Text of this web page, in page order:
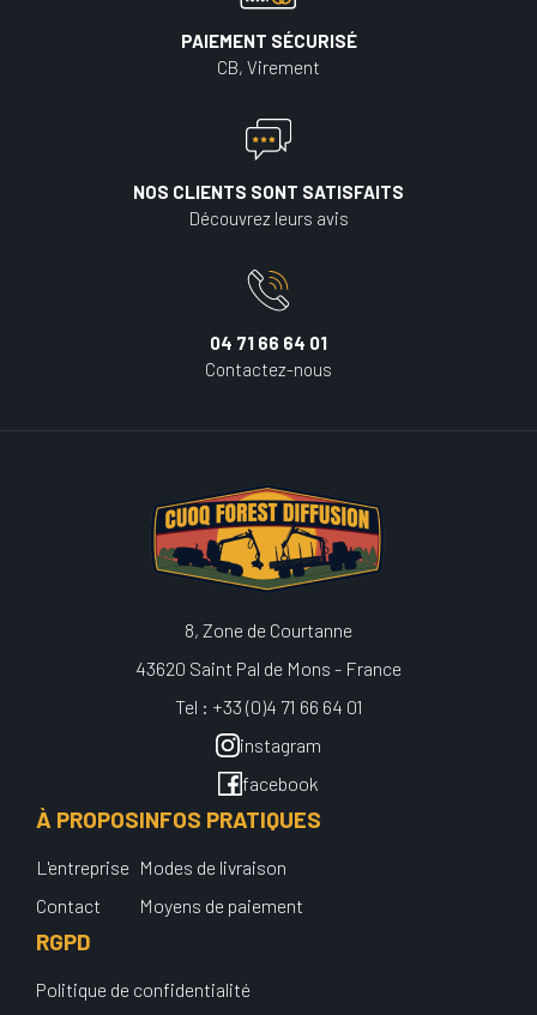
PAIEMENT SÉCURISÉ
CB, Virement
NOS CLIENTS SONT SATISFAITS
Découvrez leurs avis
04 71 66 64 01
Contactez-nous
8, Zone de Courtanne
43620 Saint Pal de Mons - France
Tel : +33 (0)4 71 66 64 01
instagram
facebook
À PROPOS
L'entreprise
Contact
INFOS PRATIQUES
Modes de livraison
Moyens de paiement
RGPD
Politique de confidentialité